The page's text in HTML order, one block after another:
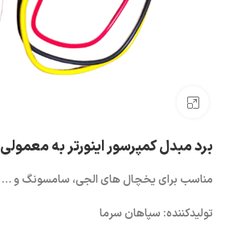
برد مبدل کمپرسور اینورتر به معمولی
مناسب برای یخچال های الجی، سامسونگ و …
تولیدکننده: سپاهان سرما